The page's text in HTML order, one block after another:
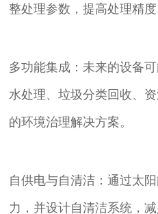
整处理参数，提高处理精度
多功能集成：未来的设备
水处理、垃圾分类回收、
的环境治理解决方案。
自供电与自清洁：通过太
力，并设计自清洁系统，